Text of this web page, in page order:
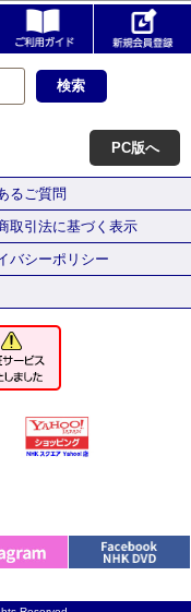
PC版へ
るご質問
取引法に基づく表示
バシーポリシー